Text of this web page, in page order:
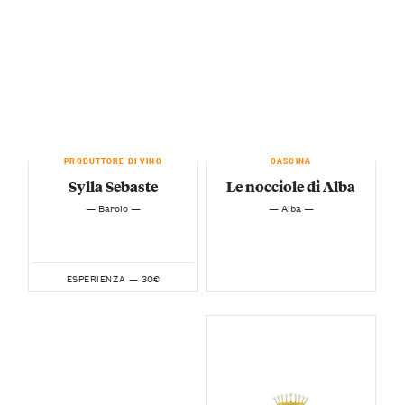
PRODUTTORE DI VINO
Sylla Sebaste
— Barolo —
ESPERIENZA — 30€
CASCINA
Le nocciole di Alba
— Alba —